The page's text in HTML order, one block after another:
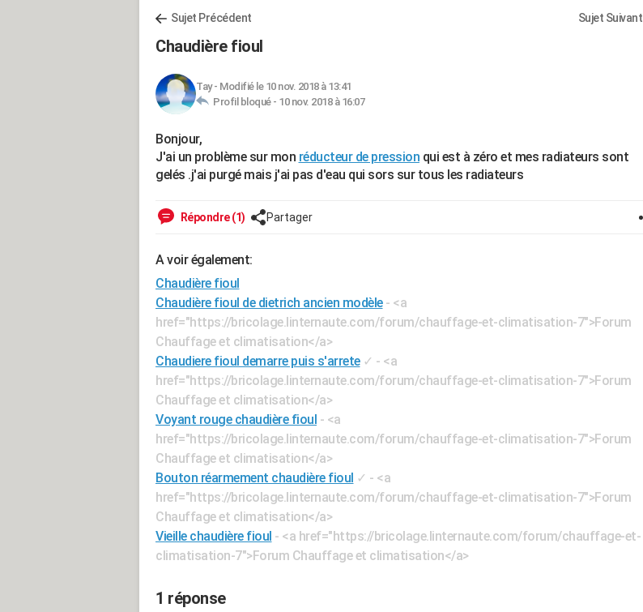
Sujet Précédent Sujet Suivant
Chaudière fioul
Tay- Modifié le 10 nov. 2018 à 13:41
Profil bloqué - 10 nov. 2018 à 16:07
Bonjour,
J'ai un problème sur mon réducteur de pression qui est à zéro et mes radiateurs sont
gelés .j'ai purgé mais j'ai pas d'eau qui sors sur tous les radiateurs
Répondre (1) Partager
A voir également:
Chaudière fioul
Chaudière fioul de dietrich ancien modèle - <a
href="https://bricolage.linternaute.com/forum/chauffage-et-climatisation-7">Forum
Chauffage et climatisation</a>
Chaudiere fioul demarre puis s'arrete ✓ - <a
href="https://bricolage.linternaute.com/forum/chauffage-et-climatisation-7">Forum
Chauffage et climatisation</a>
Voyant rouge chaudière fioul - <a
href="https://bricolage.linternaute.com/forum/chauffage-et-climatisation-7">Forum
Chauffage et climatisation</a>
Bouton réarmement chaudière fioul ✓ - <a
href="https://bricolage.linternaute.com/forum/chauffage-et-climatisation-7">Forum
Chauffage et climatisation</a>
Vieille chaudière fioul - <a href="https://bricolage.linternaute.com/forum/chauffage-et-
climatisation-7">Forum Chauffage et climatisation</a>
1 réponse